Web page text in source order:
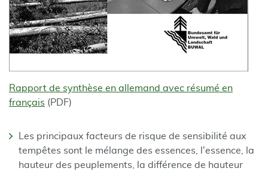
Rapport de synthèse en allemand avec résumé en
français (PDF)
Les principaux facteurs de risque de sensibilité aux
tempêtes sont le mélange des essences, l'essence, la
hauteur des peuplements, la différence de hauteur